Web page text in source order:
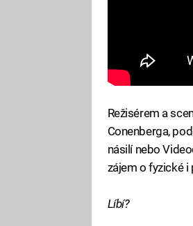
Režisérem a
Conenberga,
násilí nebo
zájem o fyzické
Líbí?